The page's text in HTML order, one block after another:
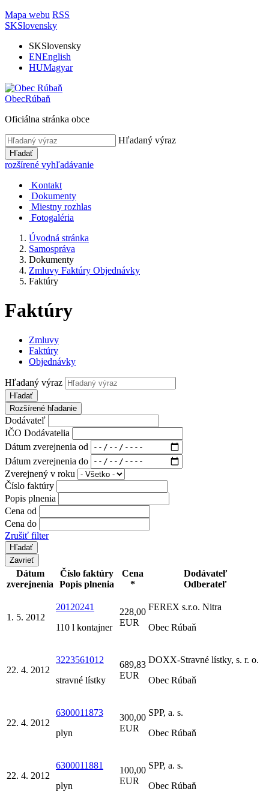
Mapa webu RSS
SKSlovensky
SKSlovensky
ENEnglish
HUMagyar
ObecRúbaň
Oficiálna stránka obce
Hľadaný výraz
Hľadať
rozšírené vyhľadávanie
Kontakt
Dokumenty
Miestny rozhlas
Fotogaléria
Úvodná stránka
Samospráva
Dokumenty
Zmluvy Faktúry Objednávky
Faktúry
Faktúry
Zmluvy
Faktúry
Objednávky
Hľadaný výraz
Hľadať
Rozšírené hľadanie
Dodávateľ
IČO Dodávatelia
Dátum zverejnenia od
Dátum zverejnenia do
Zverejnený v roku
Číslo faktúry
Popis plnenia
Cena od
Cena do
Zrušiť filter
Zavrieť
Dátum
zverejnenia
Číslo faktúry
Popis plnenia
Cena
*
Dodávateľ
Odberateľ
1. 5. 2012
20120241
110 l kontajner
228,00
EUR
FEREX s.r.o. Nitra
Obec Rúbaň
22. 4. 2012
3223561012
stravné lístky
689,83
EUR
DOXX-Stravné lístky, s. r. o.
Obec Rúbaň
22. 4. 2012
6300011873
plyn
300,00
EUR
SPP, a. s.
Obec Rúbaň
22. 4. 2012
6300011881
plyn
100,00
EUR
SPP, a. s.
Obec Rúbaň